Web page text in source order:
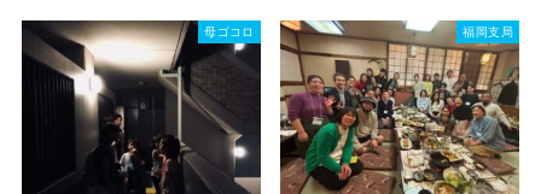
母ゴコロ 福岡支局